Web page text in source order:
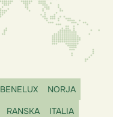
BENELUX
NORJA
RANSKA
ITALIA